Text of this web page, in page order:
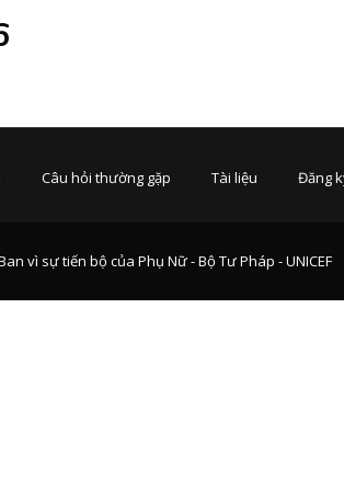
Câu hỏi thường gặp Tài liệu Đăng
vì sự tiến bộ của Phụ Nữ - Bộ Tư Pháp - UNICEF